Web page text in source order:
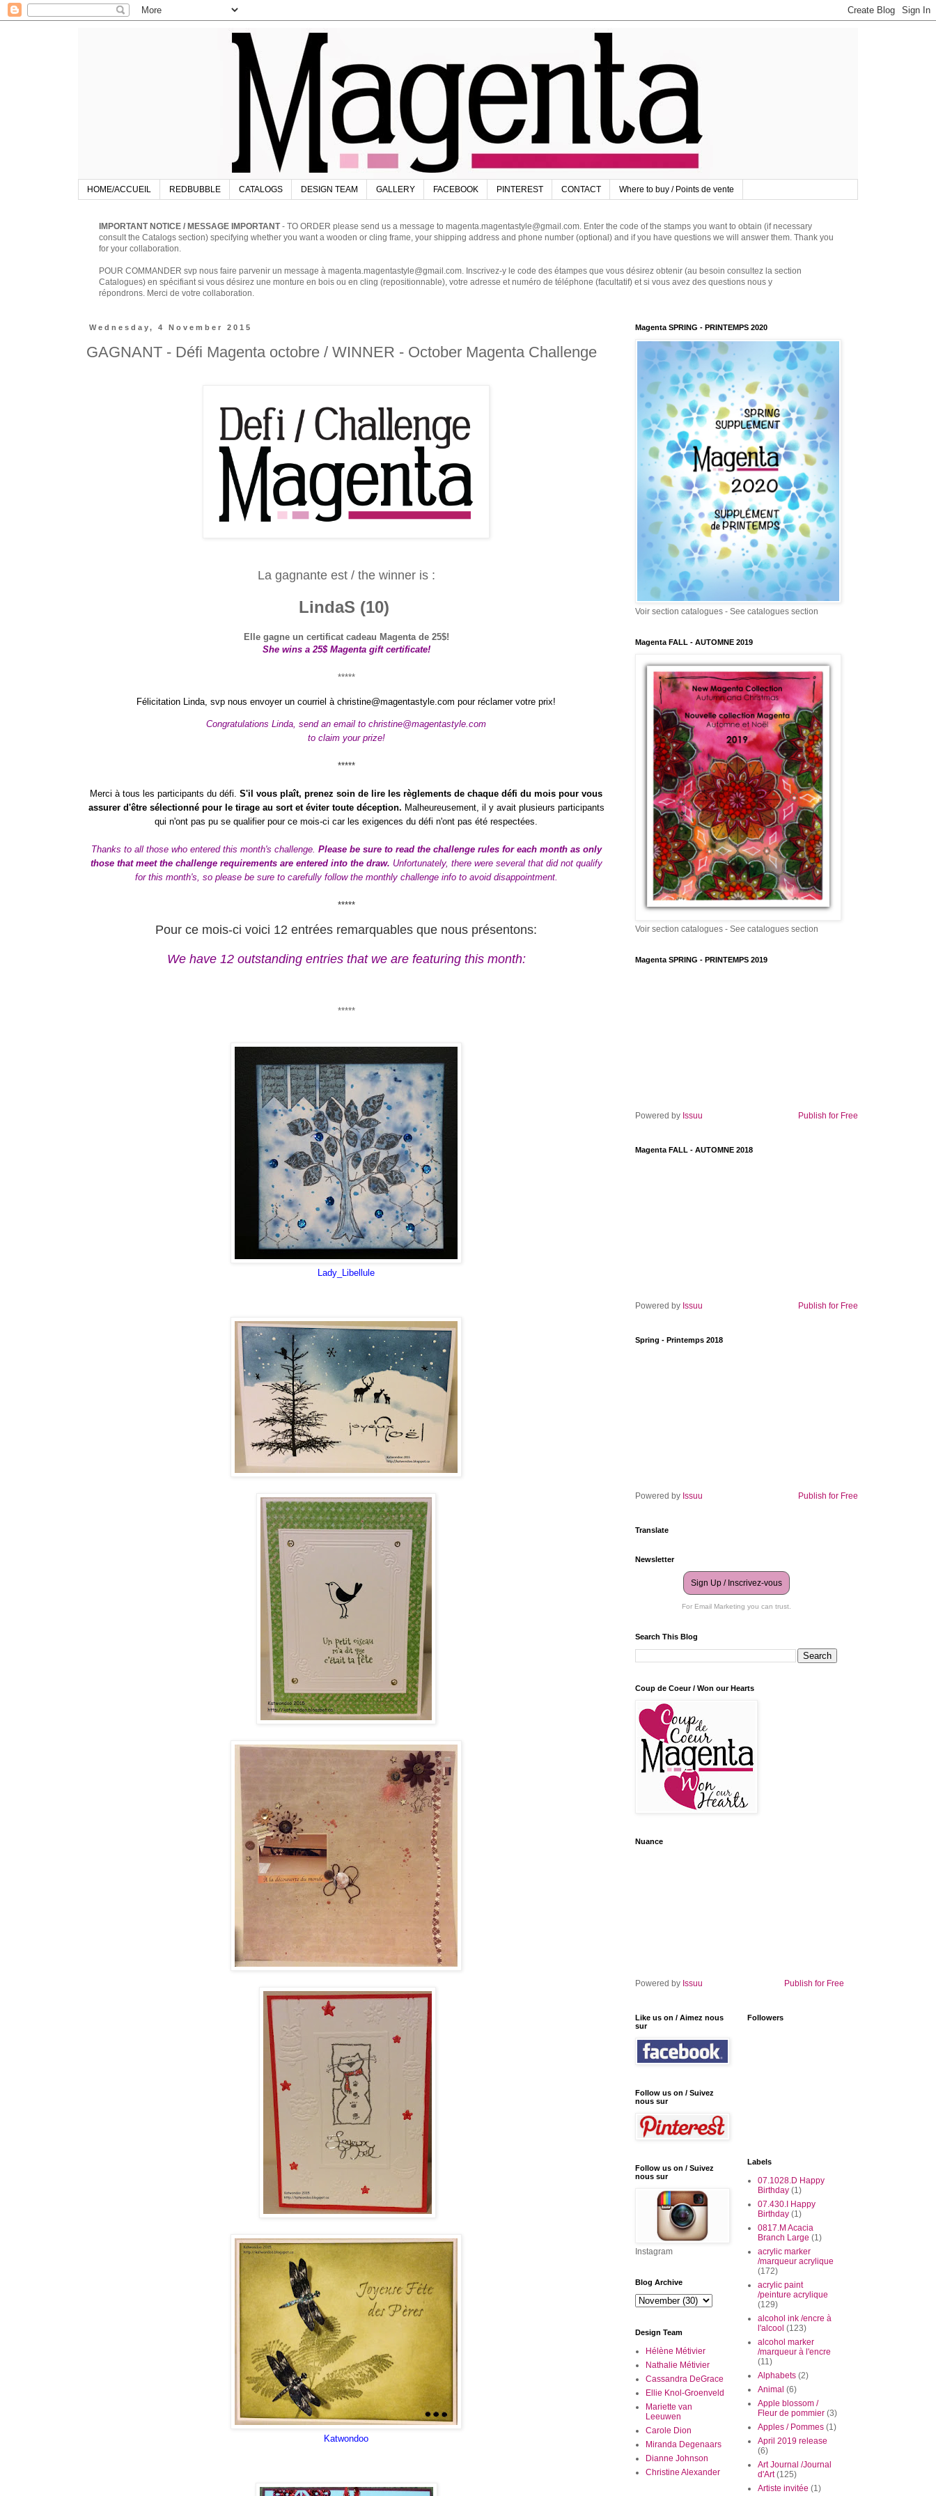
HOME/ACCUEIL REDBUBBLE CATALOGS DESIGN TEAM GALLERY FACEBOOK PINTEREST CONTACT Where to buy / Points de vente
IMPORTANT NOTICE / MESSAGE IMPORTANT- TO ORDER please send us a message to magenta.magentastyle@gmail.com. Enter the code of the stamps you want to obtain (if necessary
consult the Catalogs section) specifying whether you want a wooden or cling frame, your shipping address and phone number (optional) and if you have questions we will answer them. Thank you
for your collaboration.
POUR COMMANDER svp nous faire parvenir un message à magenta.magentastyle@gmail.com. Inscrivez-y le code des étampes que vous désirez obtenir (au besoin consultez la section
Catalogues) en spécifiant si vous désirez une monture en bois ou en cling (repositionnable), votre adresse et numéro de téléphone (facultatif) et si vous avez des questions nous y
répondrons. Merci de votre collaboration.
Wednesday, 4 November 2015
GAGNANT - Défi Magenta octobre / WINNER - October Magenta Challenge
La gagnante est / the winner is :
LindaS (10)
Elle gagne un certificat cadeau Magenta de 25$!
She wins a 25$ Magenta gift certificate!
*****
Félicitation Linda, svp nous envoyer un courriel à christine@magentastyle.com pour réclamer votre prix!
Congratulations Linda, send an email to christine@magentastyle.com
to claim your prize!
*****
Merci à tous les participants du défi. S'il vous plaît, prenez soin de lire les règlements de chaque défi du mois pour vous
assurer d'être sélectionné pour le tirage au sort et éviter toute déception. Malheureusement, il y avait plusieurs participants
qui n'ont pas pu se qualifier pour ce mois-ci car les exigences du défi n'ont pas été respectées.
Thanks to all those who entered this month's challenge. Please be sure to read the challenge rules for each month as only
those that meet the challenge requirements are entered into the draw. Unfortunately, there were several that did not qualify
for this month's, so please be sure to carefully follow the monthly challenge info to avoid disappointment.
*****
Pour ce mois-ci voici 12 entrées remarquables que nous présentons:
We have 12 outstanding entries that we are featuring this month:
*****
Lady_Libellule
Katwondoo
Magenta SPRING - PRINTEMPS 2020
Voir section catalogues - See catalogues section
Magenta FALL - AUTOMNE 2019
Voir section catalogues - See catalogues section
Magenta SPRING - PRINTEMPS 2019
Powered by Issuu Publish for Free
Magenta FALL - AUTOMNE 2018
Powered by Issuu Publish for Free
Spring - Printemps 2018
Powered by Issuu Publish for Free
Translate
Newsletter
Sign Up / Inscrivez-vous
For Email Marketing you can trust.
Search This Blog
Coup de Coeur / Won our Hearts
Nuance
Powered by Issuu Publish for Free
Like us on / Aimez nous
sur
Follow us on / Suivez
nous sur
Follow us on / Suivez
nous sur
Instagram
Blog Archive
Design Team
Hélène Métivier
Nathalie Métivier
Cassandra DeGrace
Ellie Knol-Groenveld
Mariette van
Leeuwen
Carole Dion
Miranda Degenaars
Dianne Johnson
Christine Alexander
Followers
Labels
07.1028.D Happy
Birthday (1)
07.430.I Happy
Birthday (1)
0817.M Acacia
Branch Large (1)
acrylic marker
/marqueur acrylique
(172)
acrylic paint
/peinture acrylique
(129)
alcohol ink /encre à
l'alcool (123)
alcohol marker
/marqueur à l'encre
(11)
Alphabets (2)
Animal (6)
Apple blossom /
Fleur de pommier (3)
Apples / Pommes (1)
April 2019 release
(6)
Art Journal /Journal
d'Art (125)
Artiste invitée (1)